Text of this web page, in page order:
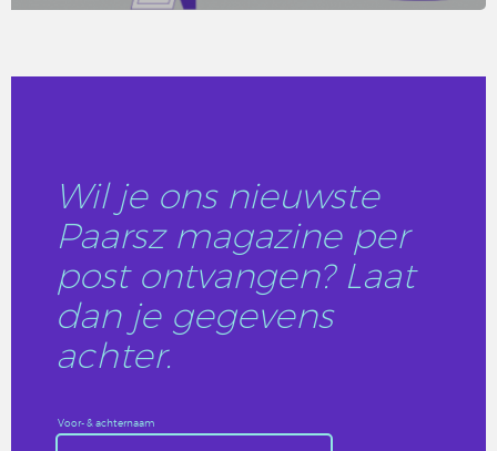
Wil je ons nieuwste
Paarsz magazine per
post ontvangen? Laat
dan je gegevens
achter.
Voor- & achternaam